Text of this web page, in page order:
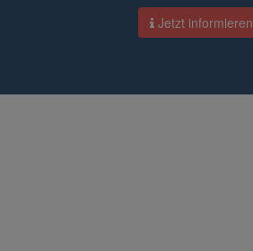
Jetzt informieren